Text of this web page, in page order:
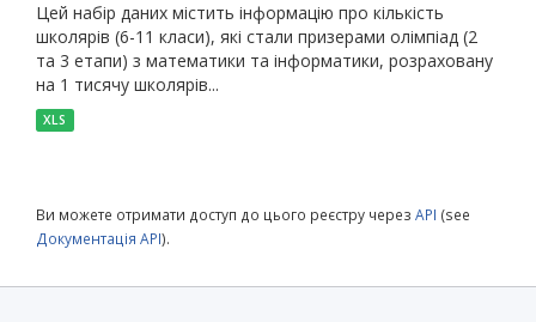
Цей набір даних містить інформацію про кількість
школярів (6-11 класи), які стали призерами олімпіад (2
та 3 етапи) з математики та інформатики, розраховану
на 1 тисячу школярів...
XLS
Ви можете отримати доступ до цього реєстру через API (see
Документація API).